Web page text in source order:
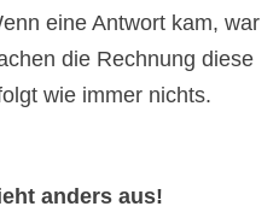
eine Antwort kam, war
die Rechnung diese
wie immer nichts.
anders aus!